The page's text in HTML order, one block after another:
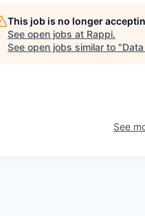
This job is no longer
See open jobs at Rappi.
See open jobs similar to "
See